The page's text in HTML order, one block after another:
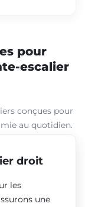
pour
escalier
conçues pour
au quotidien.
droit
les
une